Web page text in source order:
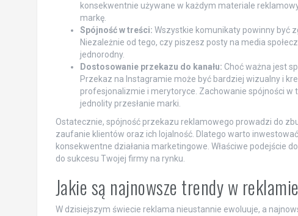
konsekwentnie używane w każdym materiale
markę.
Spójność w treści: Wszystkie komunikaty powinny być
Niezależnie od tego, czy piszesz posty na media
jednorodny.
Dostosowanie przekazu do kanału: Choć ważna jest
Przekaz na Instagramie może być bardziej wizualny i
profesjonalizmie i merytoryce. Zachowanie spójności
jednolity przesłanie marki.
Ostatecznie, spójność przekazu reklamowego prowadzi do
zaufanie klientów oraz ich lojalność. Dlatego warto
konsekwentne działania marketingowe. Właściwe podejście
do sukcesu Twojej firmy na rynku.
Jakie są najnowsze trendy w
W dzisiejszym świecie reklama nieustannie ewoluuje, a